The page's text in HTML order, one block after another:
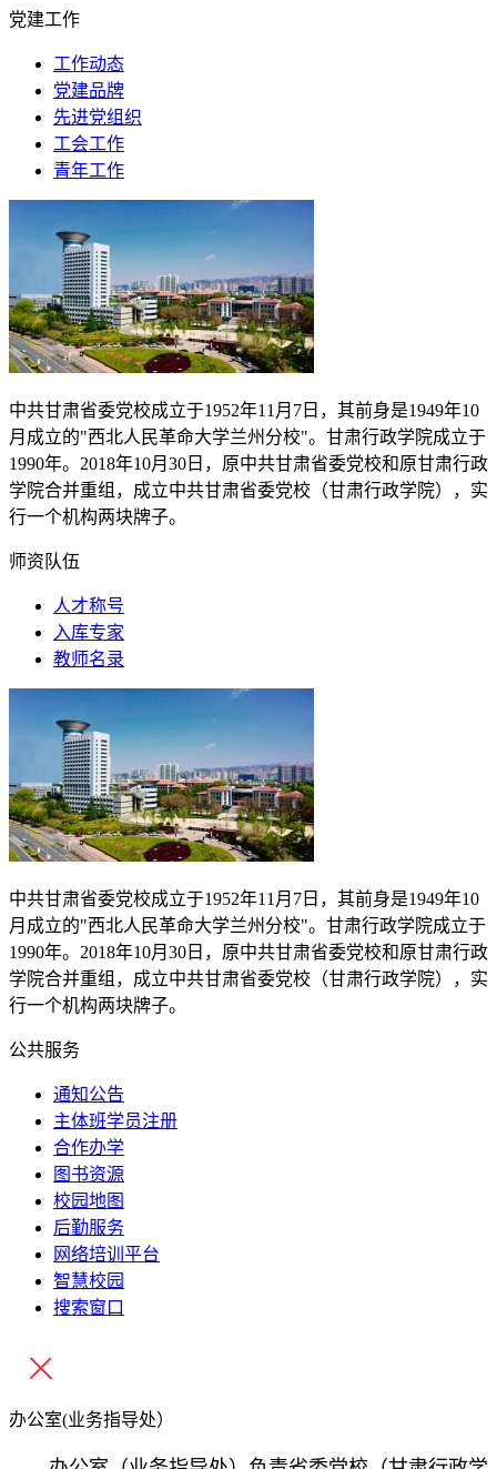
党建工作
工作动态
党建品牌
先进党组织
工会工作
青年工作
中共甘肃省委党校成立于1952年11月 7 日，其前身是1949年10
月成立的"西北人民革命大学兰州分校"。甘肃行政学院成立于
1990年。 2018年10月 30 日，原中共甘肃省委党校和原甘肃行政
学院合并重组，成立中共甘肃省委党校（甘肃行政学院），实
行一个机构两块牌子。
师资队伍
人才称号
入库专家
教师名录
中共甘肃省委党校成立于1952年11月 7 日，其前身是1949年10
月成立的"西北人民革命大学兰州分校"。甘肃行政学院成立于
1990年。 2018年10月 30 日，原中共甘肃省委党校和原甘肃行政
学院合并重组，成立中共甘肃省委党校（甘肃行政学院），实
行一个机构两块牌子。
公共服务
通知公告
主体班学员注册
合作办学
图书资源
校园地图
后勤服务
网络培训平台
智慧校园
搜索窗口
办公室(业务指导处）